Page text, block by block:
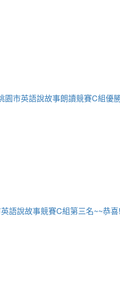
園市英語說故事朗讀競賽C組優
語說故事競賽C組第三名~~恭喜